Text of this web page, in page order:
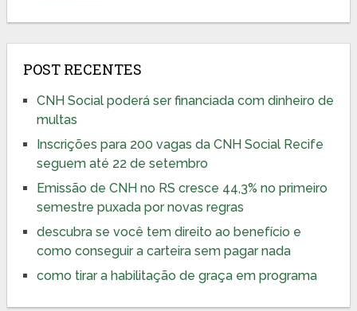
POST RECENTES
CNH Social poderá ser financiada com dinheiro de
multas
Inscrições para 200 vagas da CNH Social Recife
seguem até 22 de setembro
Emissão de CNH no RS cresce 44,3% no primeiro
semestre puxada por novas regras
descubra se você tem direito ao benefício e
como conseguir a carteira sem pagar nada
como tirar a habilitação de graça em programa